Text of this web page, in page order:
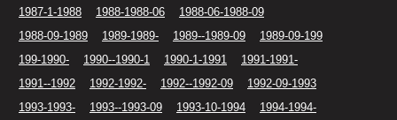
1987-1-1988
1988-1988-06
1988-06-1988-09
1988-09-1989
1989-1989- 1989--1989-09
1989-09-199
199-1990-
1990--1990-1 1990-1-1991
1991-1991-
1991--1992
1992-1992- 1992--1992-09
1992-09-1993
1993-1993-
1993--1993-09 1993-10-1994
1994-1994-